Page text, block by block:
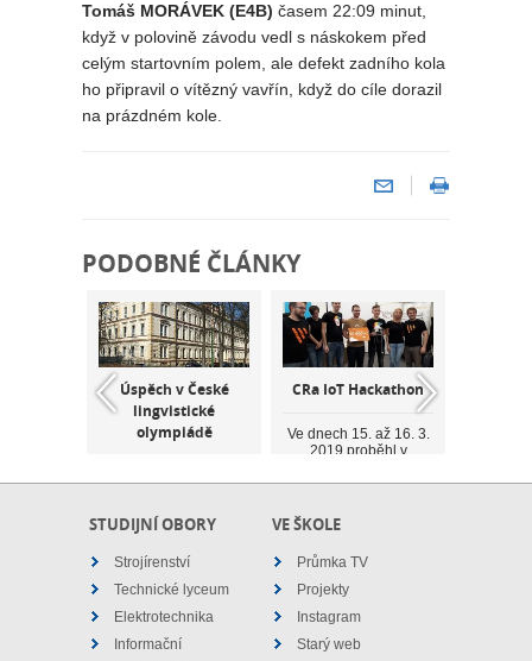
Tomáš MORÁVEK (E4B) časem 22:09 minut,
když v polovině závodu vedl s náskokem před
celým startovním polem, ale defekt zadního kola
ho připravil o vítězný vavřín, když do cíle dorazil
na prázdném kole.
PODOBNÉ ČLÁNKY
Úspěch v České
lingvistické
olympiádě
zúčastnili
CRa IoT Hackathon
Ve dnech 15. až 16. 3.
2019 proběhl v
podnikatelského
STUDIJNÍ OBORY
Strojírenství
Technické lyceum
Elektrotechnika
Informační
VE ŠKOLE
Průmka TV
Projekty
Instagram
Starý web